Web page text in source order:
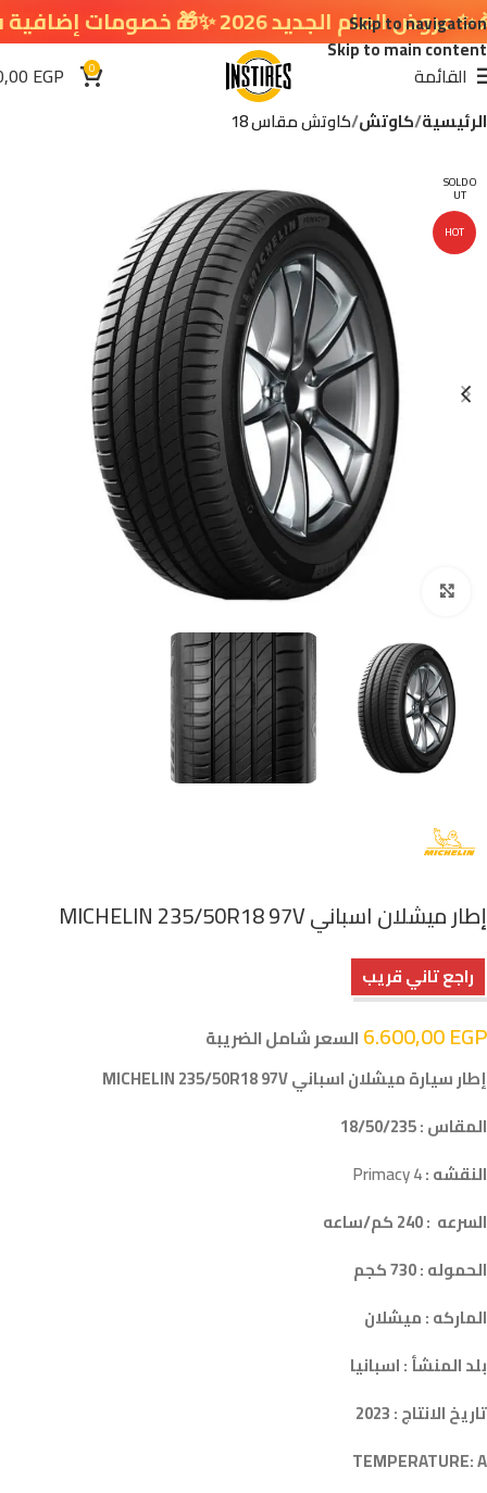
Skip to navigation
Skip to main content
القائمة 0
EGP
الرئيسية كاوتش كاوتش مقاس 18
SOLD O
UT
HOT
إطار ميشلان اسباني MICHELIN 235/50R18 97V
راجع تاني قريب
6.600,00EGP
السعر شامل الضريبة
إطار سيارة ميشلان اسباني MICHELIN 235/50R18 97V
المقاس : 18/50/235
النقشه :Primacy 4
السرعه : 240 كم/ساعه
الحموله : 730 كجم
الماركه : ميشلان
بلد المنشأ : اسبانيا
تاريخ الانتاج : 2023
TEMPERATURE: A
2026 ✨🎁 خصومات إضافية في سلة التسوق 🔥